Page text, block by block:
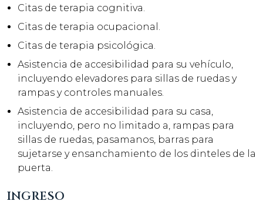
Citas de terapia cognitiva.
Citas de terapia ocupacional.
Citas de terapia psicológica.
Asistencia de accesibilidad para su vehículo,
incluyendo elevadores para sillas de ruedas y
rampas y controles manuales.
Asistencia de accesibilidad para su casa,
incluyendo, pero no limitado a, rampas para
sillas de ruedas, pasamanos, barras para
sujetarse y ensanchamiento de los dinteles de la
puerta.
INGRESO